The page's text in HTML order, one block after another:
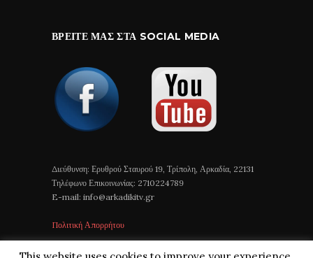
ΒΡΕΊΤΕ ΜΑΣ ΣΤΑ SOCIAL MEDIA
Διεύθυνση: Ερυθρού Σταυρού 19, Τρίπολη, Αρκαδία, 22131
Τηλέφωνο Επικοινωνίας: 2710224789
E-mail: info@arkadikitv.gr
Πολιτική Απορρήτου